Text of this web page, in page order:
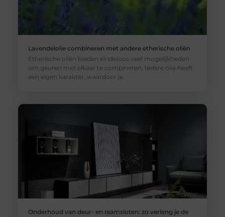
Lavendelolie combineren met andere etherische oliën
Etherische oliën bieden eindeloos veel mogelijkheden
om geuren met elkaar te combineren. Iedere olie heeft
een eigen karakter, waardoor je
Onderhoud van deur- en raamsloten: zo verleng je de